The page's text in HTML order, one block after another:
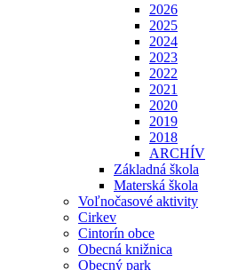
2026
2025
2024
2023
2022
2021
2020
2019
2018
ARCHÍV
Základná škola
Materská škola
Voľnočasové aktivity
Cirkev
Cintorín obce
Obecná knižnica
Obecný park